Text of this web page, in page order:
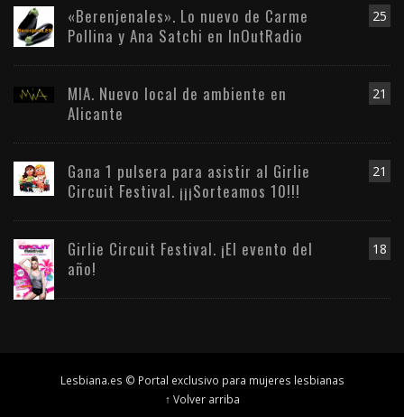
25
«Berenjenales». Lo nuevo de Carme
Pollina y Ana Satchi en InOutRadio
21
MIA. Nuevo local de ambiente en
Alicante
21
Gana 1 pulsera para asistir al Girlie
Circuit Festival. ¡¡¡Sorteamos 10!!!
18
Girlie Circuit Festival. ¡El evento del
año!
Lesbiana.es © Portal exclusivo para mujeres lesbianas
↑ Volver arriba